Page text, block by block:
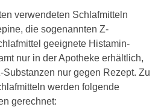
verwendeten Schlafmitteln
die sogenannten Z-
geeignete Histamin-
nur in der Apotheke erhältlich,
nur gegen Rezept. Zu
werden folgende
gerechnet: